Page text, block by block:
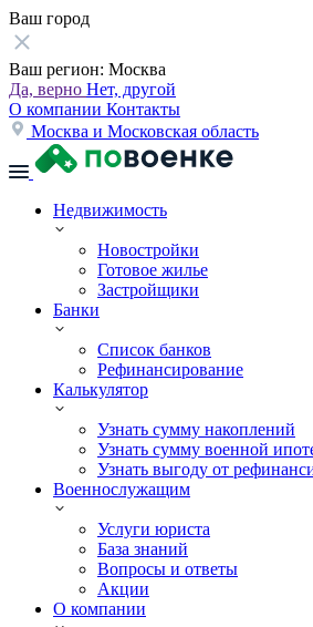
Ваш город
Ваш регион: Москва
Да, верно Нет, другой
О компании Контакты
Москва и Московская область
Недвижимость
Новостройки
Готовое жилье
Застройщики
Банки
Список банков
Рефинансирование
Калькулятор
Узнать сумму накоплений
Узнать сумму военной
Узнать выгоду от
Военнослужащим
Услуги юриста
База знаний
Вопросы и ответы
Акции
О компании